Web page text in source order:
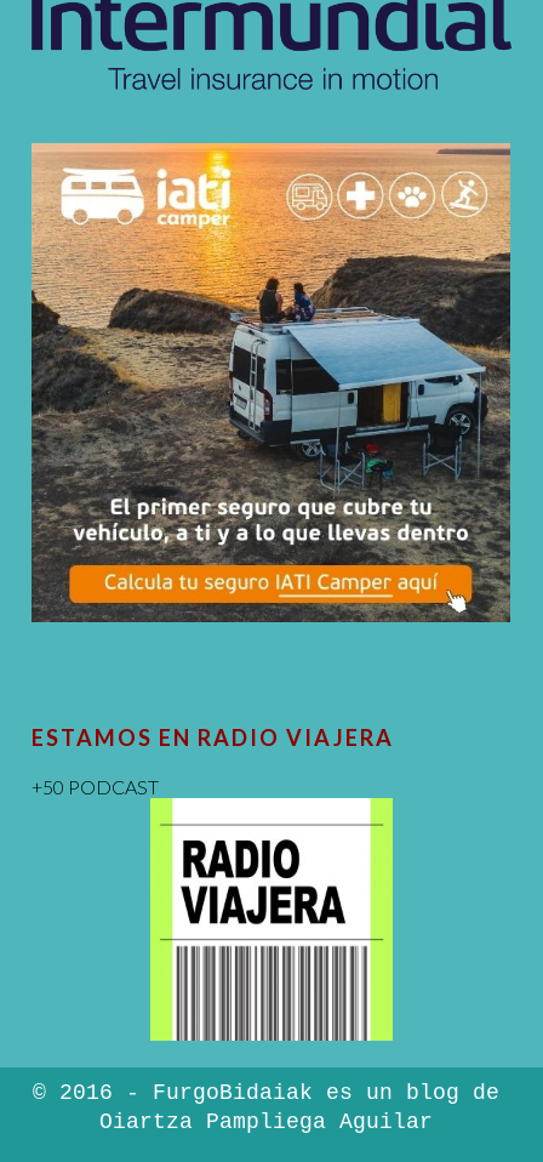
ESTAMOS EN RADIO VIAJERA
+50 PODCAST
© 2016 - FurgoBidaiak es un blog de
Oiartza Pampliega Aguilar